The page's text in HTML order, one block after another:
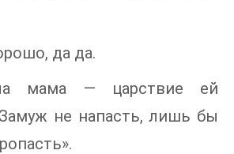
да да.
мама — царствие ей
не напасть, лишь бы